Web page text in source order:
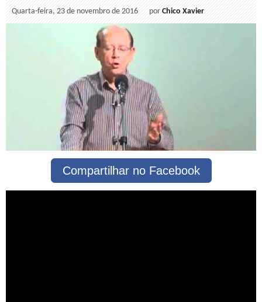
Quarta-feira, 23 de novembro de 2016 porChico Xavier
Compartilhar no Facebook